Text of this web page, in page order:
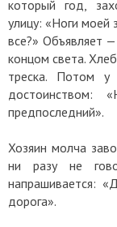
который год,
улицу: «Ноги моей
все?» Объявляет
концом света.
треска. Потом у
предпоследний».
Хозяин молча
ни разу не
напрашивается:
дорога».